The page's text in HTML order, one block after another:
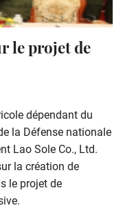
le projet de
dépendant du
la Défense nationale
Lao Sole Co., Ltd.
la création de
le projet de